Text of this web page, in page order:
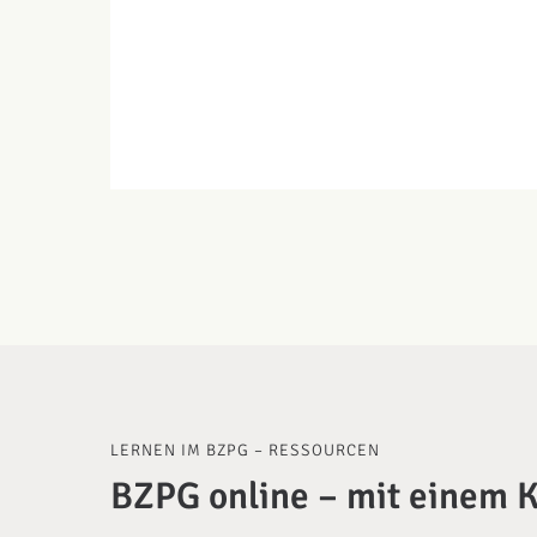
LERNEN IM BZPG – RESSOURCEN
BZPG online – mit einem